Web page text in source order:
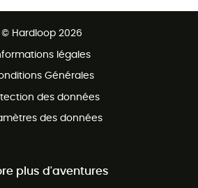
© Hardloop 2026
légales
Générales
des données
des données
plus d'aventures